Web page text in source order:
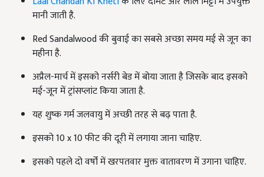
मानी जाती है.
Red Sandalwood की बुवाई का सबसे अच्छा समय मई से जून का
महीना है.
अप्रैल-मार्च में इसको नर्सरी बेड में बोया जाता है जिसके बाद इसको
मई-जून में ट्रांसप्लांट किया जाता है.
यह शुष्क गर्म जलवायु में अच्छी तरह से बढ़ पाता है.
इसको 10 x 10 फीट की दूरी में लगाया जाना चाहिए.
इसको पहले दो वर्षों में खरपतवार मुक्त वातावरण में उगाना चाहिए.